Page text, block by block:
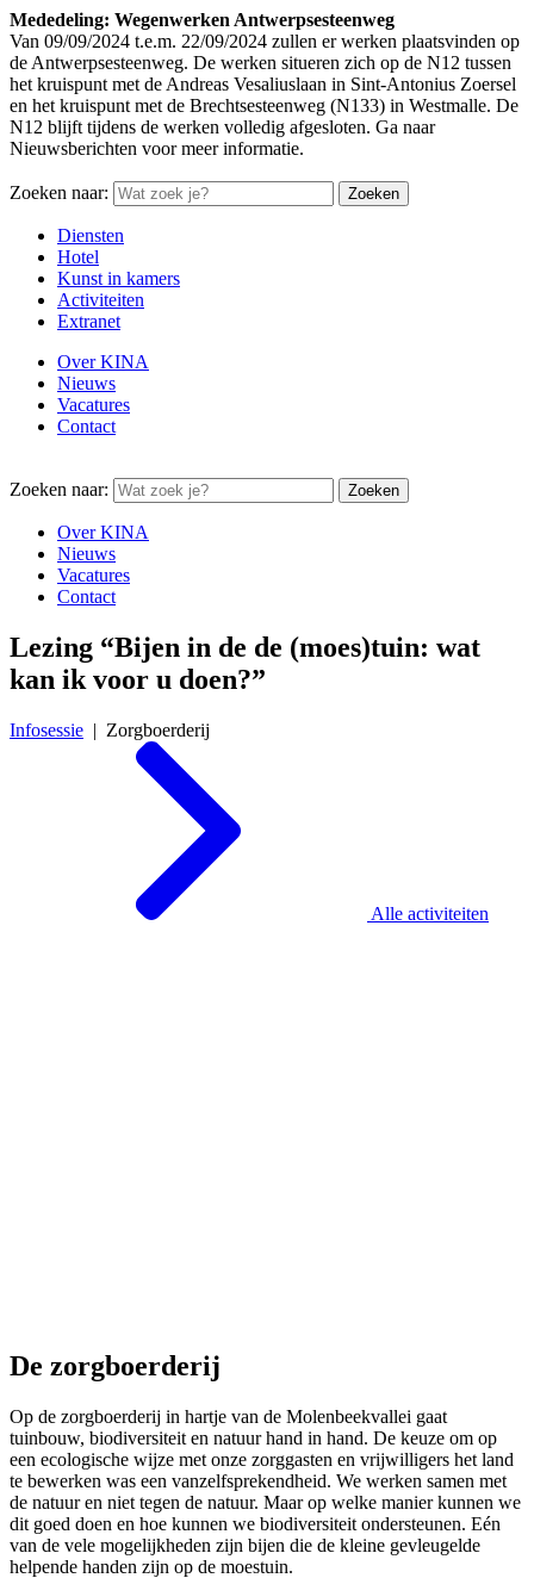
Mededeling: Wegenwerken Antwerpsesteenweg
Van 09/09/2024 t.e.m. 22/09/2024 zullen er werken plaatsvinden op
de Antwerpsesteenweg. De werken situeren zich op de N12 tussen
het kruispunt met de Andreas Vesaliuslaan in Sint-Antonius Zoersel
en het kruispunt met de Brechtsesteenweg (N133) in Westmalle. De
N12 blijft tijdens de werken volledig afgesloten. Ga naar
Nieuwsberichten voor meer informatie.
Zoeken naar:
Diensten
Hotel
Kunst in kamers
Activiteiten
Extranet
Over KINA
Nieuws
Vacatures
Contact
Zoeken naar:
Over KINA
Nieuws
Vacatures
Contact
Lezing “Bijen in de de (moes)tuin: wat
kan ik voor u doen?”
Infosessie | Zorgboerderij
Alle activiteiten
De zorgboerderij
Op de zorgboerderij in hartje van de Molenbeekvallei gaat
tuinbouw, biodiversiteit en natuur hand in hand. De keuze om op
een ecologische wijze met onze zorggasten en vrijwilligers het land
te bewerken was een vanzelfsprekendheid. We werken samen met
de natuur en niet tegen de natuur. Maar op welke manier kunnen we
dit goed doen en hoe kunnen we biodiversiteit ondersteunen. Eén
van de vele mogelijkheden zijn bijen die de kleine gevleugelde
helpende handen zijn op de moestuin.